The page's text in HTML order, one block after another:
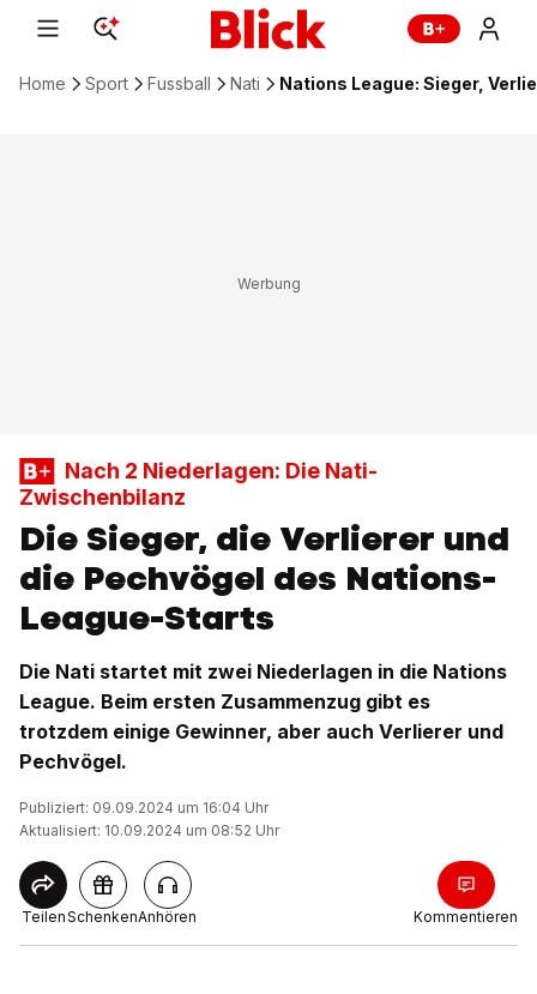
Home Sport Fussball Nati Nations League: Sieger,
Nach 2 Niederlagen: Die Nati-
Zwischenbilanz
Die Sieger, die Verlierer und
die Pechvögel des Nations-
League-Starts
Die Nati startet mit zwei Niederlagen in die Nations
League. Beim ersten Zusammenzug gibt es
trotzdem einige Gewinner, aber auch Verlierer und
Pechvögel.
Publiziert: 09.09.2024 um 16:04 Uhr
Aktualisiert: 10.09.2024 um 08:52 Uhr
TeilenSchenkenAnhören Kommentieren